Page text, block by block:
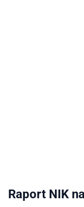
Raport NIK